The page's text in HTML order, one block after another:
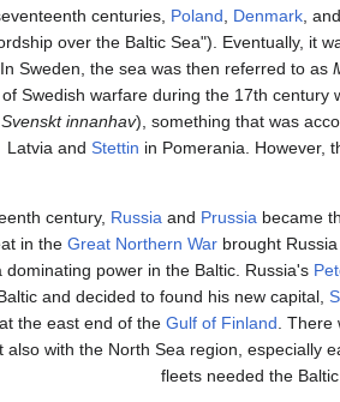
centuries, Poland Denmark , and
over the Baltic Sea"). Eventually, it
. In Sweden, the sea was then referred to as
Swedish warfare during the 17th century
innanhav), something that was
Latvia and Stettin in Pomerania. However,
century, Russia and Prussia became
in the Great Northern War brought
dominating power in the Baltic. Russia's
and decided to found his new capital,
the east end of the Gulf of Finland .
also with the North Sea region, especially
fleets needed the